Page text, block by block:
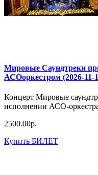
Мировые Саундтреки
АСОоркестром (2026-11-
Концерт Мировые
исполнении АСО-
2500.00р.
Купить БИЛЕТ